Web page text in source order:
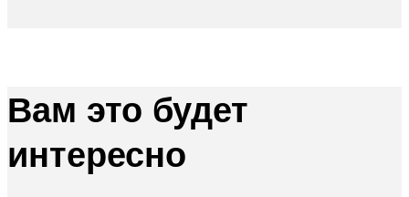
Вам это будет
интересно